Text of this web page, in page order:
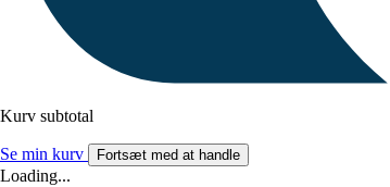
Kurv subtotal
Se min kurv Fortsæt med at handle
Loading...